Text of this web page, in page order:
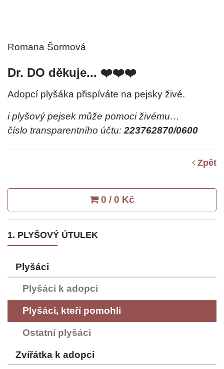
Romana Šormová
Dr. DO děkuje... ❤️❤️❤️
Adopcí plyšáka přispíváte na pejsky živé.
i plyšový pejsek může pomoci živému…
číslo transparentního účtu:223762870/0600
Zpět
0 / 0 Kč
1. PLYŠOVÝ ÚTULEK
Plyšáci
Plyšáci k adopci
Plyšáci, kteří pomohli
Ostatní plyšáci
Zvířátka k adopci